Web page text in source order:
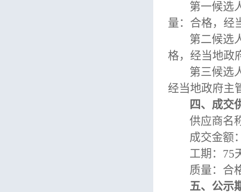
第一候选
量：合格，经
第二候选
格，经当地政
第三候选
经当地政府主
四、成交
供应商名
成交金额：
工期： 75
质量：合
五、公示